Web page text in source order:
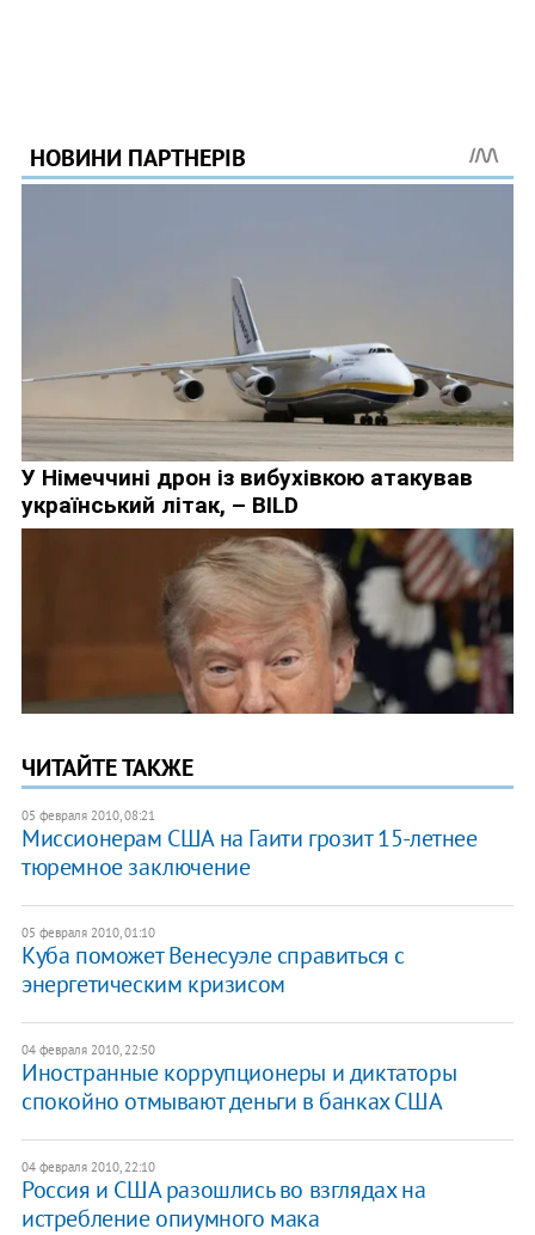
ЧИТАЙТЕ ТАКЖЕ
05 февраля 2010, 08:21
Миссионерам США на Гаити грозит 15-летнее
тюремное заключение
05 февраля 2010, 01:10
Куба поможет Венесуэле справиться с
энергетическим кризисом
04 февраля 2010, 22:50
Иностранные коррупционеры и диктаторы
спокойно отмывают деньги в банках США
04 февраля 2010, 22:10
Россия и США разошлись во взглядах на
истребление опиумного мака